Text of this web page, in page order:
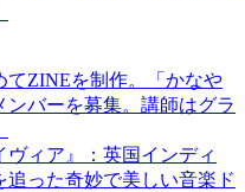
てZINEを制作。「かなや
ンバーを募集。講師はグラ
ヴィア』：英国インディ
った奇妙で美しい音楽ド